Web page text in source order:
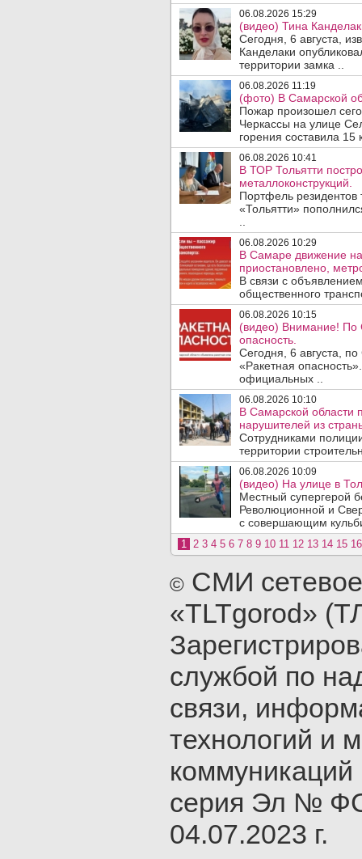
06.08.2026 15:29
(видео) Тина
Сегодня, 6 августа,
Канделаки
территории замка ..
06.08.2026 11:19
(фото) В Самарской
Пожар произошел
Черкассы на улице
горения составила 15
06.08.2026 10:41
В ТОР Тольятти
металлоконструкций.
Портфель
«Тольятти»
06.08.2026 10:29
В Самаре движение
приостановлено,
В связи с
общественного
06.08.2026 10:15
(видео) Внимание! По
опасность.
Сегодня, 6 августа,
«Ракетная
официальных ..
06.08.2026 10:10
В Самарской области
нарушителей из
Сотрудниками
территории
06.08.2026 10:09
(видео) На улице в
Местный супергерой
Революционной и
с совершающим
1 2 3 4 5 6 7 8 9 10 11 12 13 14 15 16
© СМИ
«TLTgorod»
службой по
связи,
технологий и
серия Эл №
04.07.2023 г.